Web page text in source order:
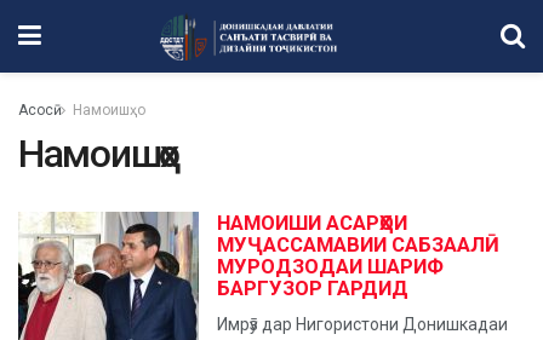
Асосӣ Намоишҳо
Намоишҳо
НАМОИШИ АСАРҲОИ
МУҶАССАМАВИИ САБЗААЛӢ
МУРОДЗОДАИ ШАРИФ
БАРГУЗОР ГАРДИД
Имрӯз дар Нигористони Донишкадаи